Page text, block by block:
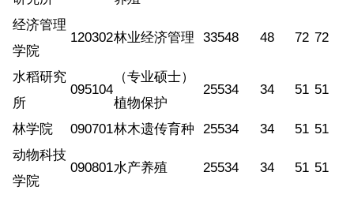
经济管理
学院
120302林业经济管理 33548 48 72 72
水稻研究
所
095104
（专业硕士）
植物保护
25534 34 51 51
林学院 090701林木遗传育种 25534 34 51 51
动物科技
学院
090801水产养殖 25534 34 51 51